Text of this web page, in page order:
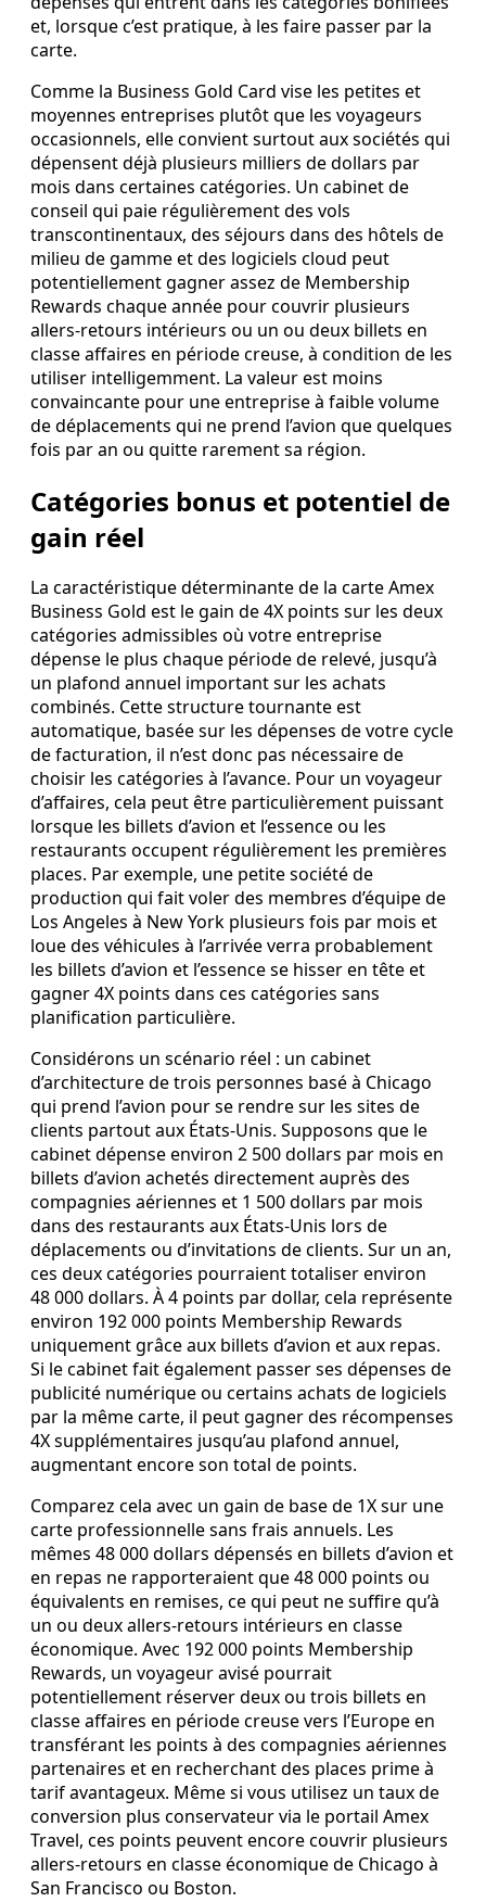
et, lorsque c’est pratique, à les faire passer par la
carte.
Comme la Business Gold Card vise les petites et
moyennes entreprises plutôt que les voyageurs
occasionnels, elle convient surtout aux sociétés qui
dépensent déjà plusieurs milliers de dollars par
mois dans certaines catégories. Un cabinet de
conseil qui paie régulièrement des vols
transcontinentaux, des séjours dans des hôtels de
milieu de gamme et des logiciels cloud peut
potentiellement gagner assez de Membership
Rewards chaque année pour couvrir plusieurs
allers‑retours intérieurs ou un ou deux billets en
classe affaires en période creuse, à condition de les
utiliser intelligemment. La valeur est moins
convaincante pour une entreprise à faible volume
de déplacements qui ne prend l’avion que quelques
fois par an ou quitte rarement sa région.
Catégories bonus et potentiel de
gain réel
La caractéristique déterminante de la carte Amex
Business Gold est le gain de 4X points sur les deux
catégories admissibles où votre entreprise
dépense le plus chaque période de relevé, jusqu’à
un plafond annuel important sur les achats
combinés. Cette structure tournante est
automatique, basée sur les dépenses de votre cycle
de facturation, il n’est donc pas nécessaire de
choisir les catégories à l’avance. Pour un voyageur
d’affaires, cela peut être particulièrement puissant
lorsque les billets d’avion et l’essence ou les
restaurants occupent régulièrement les premières
places. Par exemple, une petite société de
production qui fait voler des membres d’équipe de
Los Angeles à New York plusieurs fois par mois et
loue des véhicules à l’arrivée verra probablement
les billets d’avion et l’essence se hisser en tête et
gagner 4X points dans ces catégories sans
planification particulière.
Considérons un scénario réel : un cabinet
d’architecture de trois personnes basé à Chicago
qui prend l’avion pour se rendre sur les sites de
clients partout aux États‑Unis. Supposons que le
cabinet dépense environ 2 500 dollars par mois en
billets d’avion achetés directement auprès des
compagnies aériennes et 1 500 dollars par mois
dans des restaurants aux États‑Unis lors de
déplacements ou d’invitations de clients. Sur un an,
ces deux catégories pourraient totaliser environ
48 000 dollars. À 4 points par dollar, cela représente
environ 192 000 points Membership Rewards
uniquement grâce aux billets d’avion et aux repas.
Si le cabinet fait également passer ses dépenses de
publicité numérique ou certains achats de logiciels
par la même carte, il peut gagner des récompenses
4X supplémentaires jusqu’au plafond annuel,
augmentant encore son total de points.
Comparez cela avec un gain de base de 1X sur une
carte professionnelle sans frais annuels. Les
mêmes 48 000 dollars dépensés en billets d’avion et
en repas ne rapporteraient que 48 000 points ou
équivalents en remises, ce qui peut ne suffire qu’à
un ou deux allers‑retours intérieurs en classe
économique. Avec 192 000 points Membership
Rewards, un voyageur avisé pourrait
potentiellement réserver deux ou trois billets en
classe affaires en période creuse vers l’Europe en
transférant les points à des compagnies aériennes
partenaires et en recherchant des places prime à
tarif avantageux. Même si vous utilisez un taux de
conversion plus conservateur via le portail Amex
Travel, ces points peuvent encore couvrir plusieurs
allers‑retours en classe économique de Chicago à
San Francisco ou Boston.